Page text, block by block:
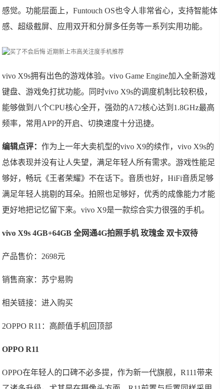
感觉。功能层面上，Funtouch OS也令人非常省心，支持智能体
感、超级截屏、应用双开和分屏多任务等一系列实用功能。
vivo X9s拥有出色的游戏体验。vivo Game Engine加入全新游戏
键盘、游戏免打扰功能。同时vivo X9s的调度机制比较积极，
能够做到八个CPU核心全开，强劲的A72核心达到1.8GHz最高
频率，常用APP的开启、切换速度十分迅捷。
编辑点评：作为上一年大卖机型的vivo X9的续作，vivo X9s的
总体表现并没有让人失望，满足年轻人所有需求。游戏性能足
够好，畅玩《王者荣耀》不在话下。音质也好，HiFi音质足够
满足年轻人挑剔的耳朵。拍照也足够好，优秀的成像能力才能
更好地把记忆留下来。vivo X9是一款综合实力很强的手机。
vivo X9s 4GB+64GB 全网通4G拍照手机 玫瑰金 双卡双待
产品售价：2698元
销售商家：苏宁易购
相关链接：进入购买
2OPPO R11：高颜值手机回顶部
OPPO R11
OPPO在年轻人的口碑不必多提，作为新一代旗舰，R111带来